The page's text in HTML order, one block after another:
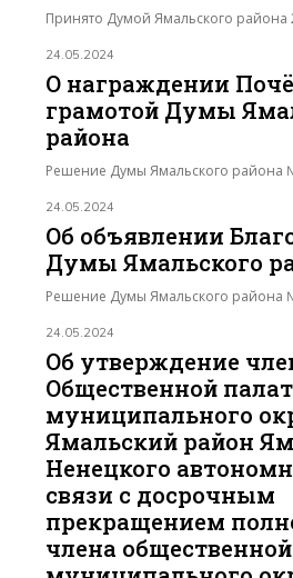
Принято Думой Ямальского района
24.05.2024
О награждении
грамотой Думы
района
Решение Думы Ямальского района
24.05.2024
Об объявлении
Думы Ямальского
Решение Думы Ямальского района
24.05.2024
Об утверждение
Общественной
муниципального
Ямальский район
Ненецкого
связи с досрочным
прекращением
члена